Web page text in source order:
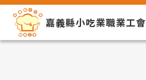
嘉義縣小吃業職業工會